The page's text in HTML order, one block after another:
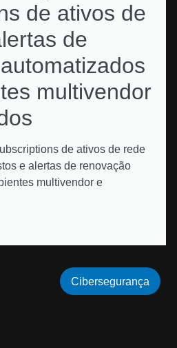
de ativos de
de
multivendor
de ativos de rede
e alertas de renovação
multivendor e
Cibersegurança